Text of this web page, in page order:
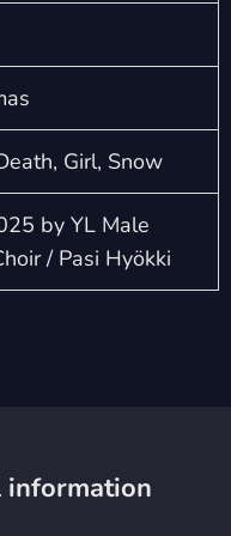
Girl, Snow
by YL Male
/ Pasi Hyökki
information